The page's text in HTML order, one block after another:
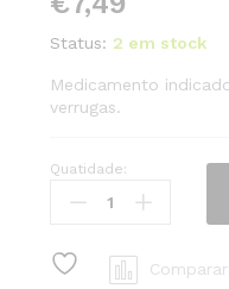
Status: 2 em stock
Medicamento
verrugas.
Calicida
Indiano
Cutânea
240/200mg/ml
Quatidade:
Comparar